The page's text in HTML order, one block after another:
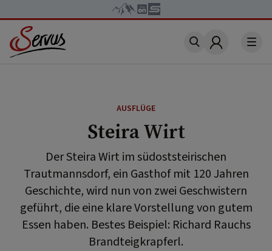
Account
AUSFLÜGE
Steira Wirt
Der Steira Wirt im südoststeirischen
Trautmannsdorf, ein Gasthof mit 120 Jahren
Geschichte, wird nun von zwei Geschwistern
geführt, die eine klare Vorstellung von gutem
Essen haben. Bestes Beispiel: Richard Rauchs
Brandteigkrapferl.